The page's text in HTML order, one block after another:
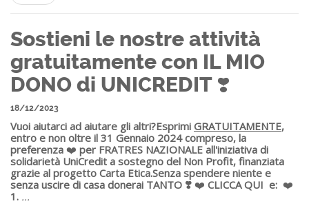
Sostieni le nostre attività
gratuitamente con IL MIO
DONO di UNICREDIT ❣️
18/12/2023
Vuoi aiutarci ad aiutare gli altri?Esprimi GRATUITAMENTE,
entro e non oltre il 31 Gennaio 2024 compreso, la
preferenza ❤️ per FRATRES NAZIONALE all'iniziativa di
solidarietà UniCredit a sostegno del Non Profit, finanziata
grazie al progetto Carta Etica.Senza spendere niente e
senza uscire di casa donerai TANTO ❣️ ❤️ CLICCA QUI e: ❤️
1. ...